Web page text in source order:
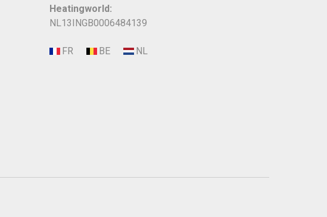
Heatingworld:
NL13INGB0006484139